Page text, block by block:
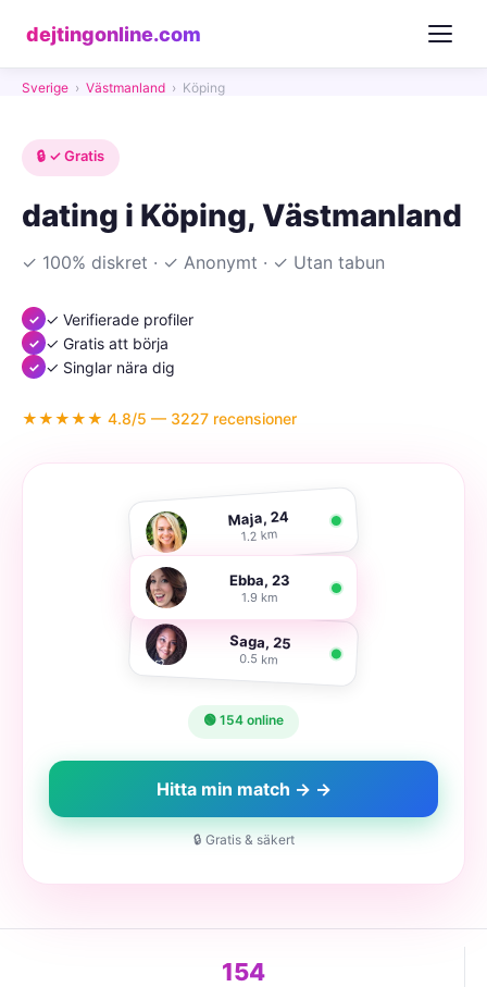
dejtingonline.com
Sverige › Västmanland › Köping
🔒 ✓ Gratis
dating i Köping, Västmanland
✓ 100% diskret · ✓ Anonymt · ✓ Utan tabun
✓ Verifierade profiler
✓ Gratis att börja
✓ Singlar nära dig
★★★★★ 4.8/5 — 3227 recensioner
Maja, 24
1.2 km
Ebba, 23
1.9 km
Saga, 25
0.5 km
🟢 154 online
Hitta min match → →
🔒 Gratis & säkert
154